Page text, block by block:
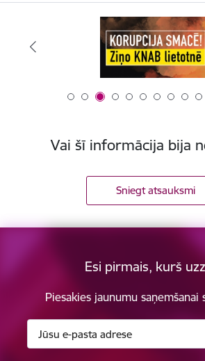
Vai šī informācija bija
Sniegt atsauksmi
Esi pirmais, kurš
Piesakies jaunumu saņemšanai